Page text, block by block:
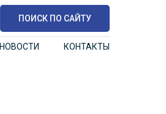
ПОИСК ПО САЙТУ
НОВОСТИ КОНТАКТЫ